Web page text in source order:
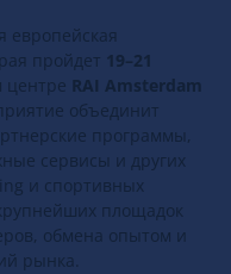
европейская
пройдет 19–21
центре RAI Amsterdam
объединит
программы,
сервисы и других
и спортивных
площадок
обмена опытом и
рынка.